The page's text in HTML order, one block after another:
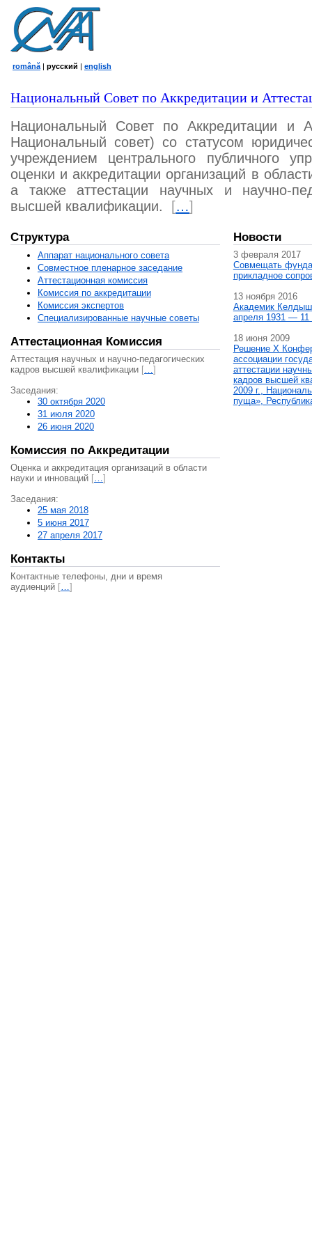
română | русский | english
Национальный Совет по Аккредитации и
Национальный Совет по Аккредитации и
Национальный совет) со статусом
учреждением центрального публичного
оценки и аккредитации организаций в
а также аттестации научных и научно-
высшей квалификации.
[…]
Структура
Аппарат национального совета
Совместное пленарное заседание
Аттестационная комисcия
Комиссия по аккредитации
Комиссия экспертов
Специализированные научные советы
Аттестационная Комиссия
Аттестация научных и научно-педагогических
кадров высшей квалификации […]
Заседания:
30 октября 2020
31 июля 2020
26 июня 2020
Комиссия по Аккредитации
Оценка и аккредитация организаций в области
науки и инноваций […]
Заседания:
25 мая 2018
5 июня 2017
27 апреля 2017
Контакты
Контактные телефоны, дни и время
аудиенций […]
Новости
3 февраля 2017
Совмещать
прикладное
13 ноября 2016
Академик
апреля 1931 — 11
18 июня 2009
Решение X
ассоциации
аттестации
кадров высшей
2009 г.,
пуща»,